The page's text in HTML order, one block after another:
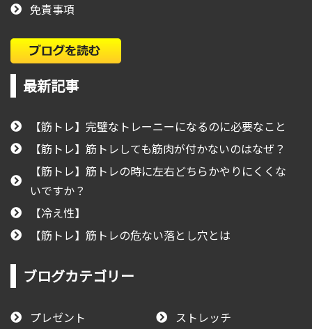
免責事項
最新記事
【筋トレ】完璧なトレーニーになるのに必要なこと
【筋トレ】筋トレしても筋肉が付かないのはなぜ？
【筋トレ】筋トレの時に左右どちらかやりにくくな
いですか？
【冷え性】
【筋トレ】筋トレの危ない落とし穴とは
ブログカテゴリー
プレゼント
ストレッチ